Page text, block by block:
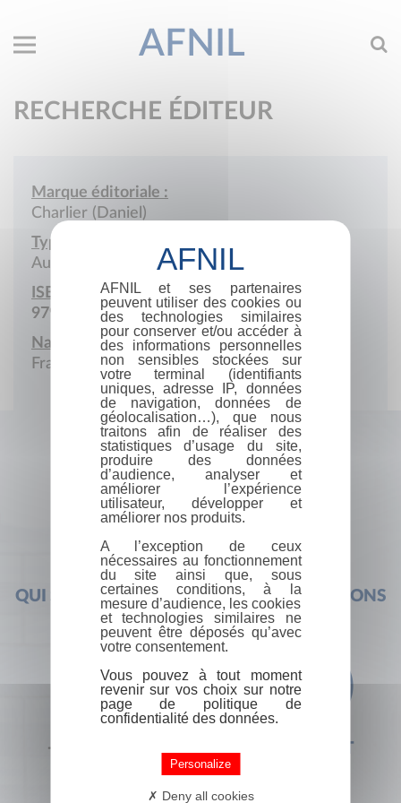
AFNIL
RECHERCHE ÉDITEUR
Marque éditoriale :
Charlier (Daniel)
Type de société :
Auto-édition
ISBN :
979-10-415-6793-5
Nationalité :
France
QUI SOMMES-NOUS ? FOIRE AUX QUESTIONS
+33 (0) 1 44 41 29 19 CONTACT
AFNIL et ses partenaires
peuvent utiliser des cookies ou
des technologies similaires
pour conserver et/ou accéder à
des informations personnelles
non sensibles stockées sur
votre terminal (identifiants
uniques, adresse IP, données
de navigation, données de
géolocalisation…), que nous
traitons afin de réaliser des
statistiques d’usage du site,
produire des données
d’audience, analyser et
améliorer l’expérience
utilisateur, développer et
améliorer nos produits.
A l’exception de ceux
nécessaires au fonctionnement
du site ainsi que, sous
certaines conditions, à la
mesure d’audience, les cookies
et technologies similaires ne
peuvent être déposés qu’avec
votre consentement.
Vous pouvez à tout moment
revenir sur vos choix sur notre
page de politique de
confidentialité des données.
Personalize
Deny all cookies